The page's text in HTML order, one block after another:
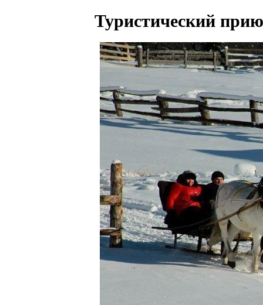
Туристический